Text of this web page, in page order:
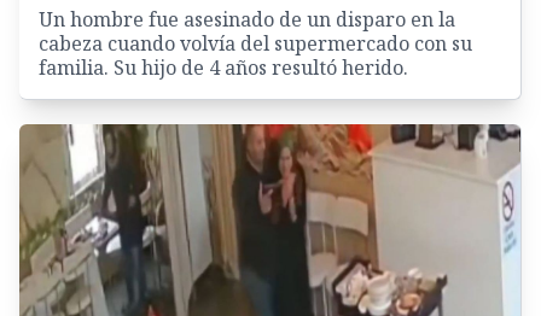
Un hombre fue asesinado de un disparo en la
cabeza cuando volvía del supermercado con su
familia. Su hijo de 4 años resultó herido.